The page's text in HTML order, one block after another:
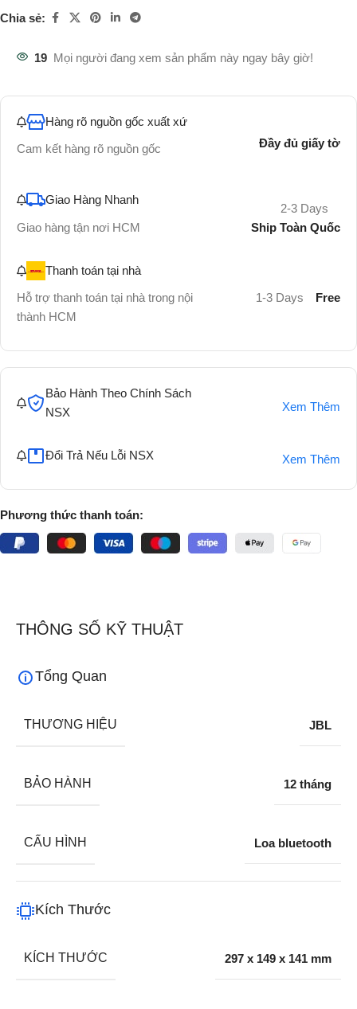
Chia sẻ:
19 Mọi người đang xem sản phẩm này ngay bây giờ!
Hàng rõ nguồn gốc xuất xứ
Cam kết hàng rõ nguồn gốc
Đầy đủ giấy tờ
Giao Hàng Nhanh
Giao hàng tận nơi HCM
2-3 Days
Ship Toàn Quốc
Thanh toán tại nhà
Hỗ trợ thanh toán tại nhà trong nội
thành HCM
1-3 Days Free
Bảo Hành Theo Chính Sách
NSX
Xem Thêm
Đổi Trả Nếu Lỗi NSX Xem Thêm
Phương thức thanh toán:
THÔNG SỐ KỸ THUẬT
Tổng Quan
THƯƠNG HIỆU JBL
BẢO HÀNH 12 tháng
CẤU HÌNH Loa bluetooth
Kích Thước
KÍCH THƯỚC 297 x 149 x 141 mm